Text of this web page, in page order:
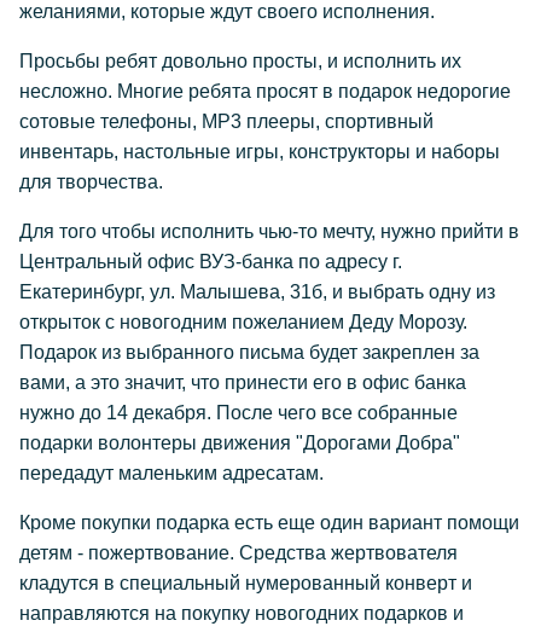
желаниями, которые ждут своего исполнения.
Просьбы ребят довольно просты, и исполнить их
несложно. Многие ребята просят в подарок недорогие
сотовые телефоны, MP3 плееры, спортивный
инвентарь, настольные игры, конструкторы и наборы
для творчества.
Для того чтобы исполнить чью-то мечту, нужно прийти в
Центральный офис ВУЗ-банка по адресу г.
Екатеринбург, ул. Малышева, 31б, и выбрать одну из
открыток с новогодним пожеланием Деду Морозу.
Подарок из выбранного письма будет закреплен за
вами, а это значит, что принести его в офис банка
нужно до 14 декабря. После чего все собранные
подарки волонтеры движения "Дорогами Добра"
передадут маленьким адресатам.
Кроме покупки подарка есть еще один вариант помощи
детям - пожертвование. Средства жертвователя
кладутся в специальный нумерованный конверт и
направляются на покупку новогодних подарков и